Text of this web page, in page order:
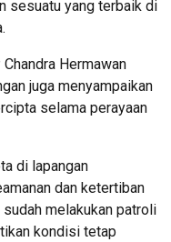
sesuatu yang terbaik di
Hermawan
juga menyampaikan
selama perayaan
di lapangan
dan ketertiban
melakukan patroli
kondisi tetap